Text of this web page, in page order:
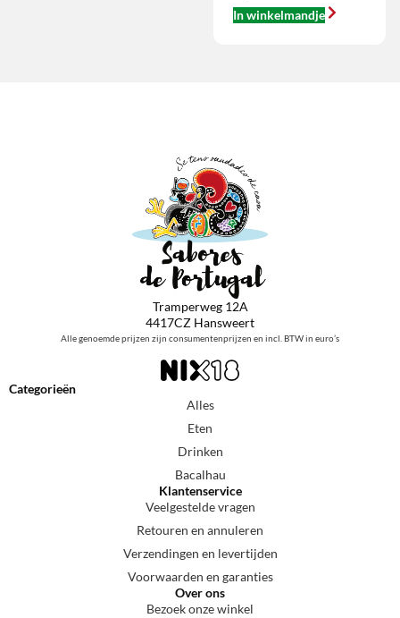
In winkelmandje
Tramperweg 12A
4417CZ Hansweert
Alle genoemde prijzen zijn consumentenprijzen en incl. BTW in euro’s
Categorieën
Alles
Eten
Drinken
Bacalhau
Klantenservice
Veelgestelde vragen
Retouren en annuleren
Verzendingen en levertijden
Voorwaarden en garanties
Over ons
Bezoek onze winkel